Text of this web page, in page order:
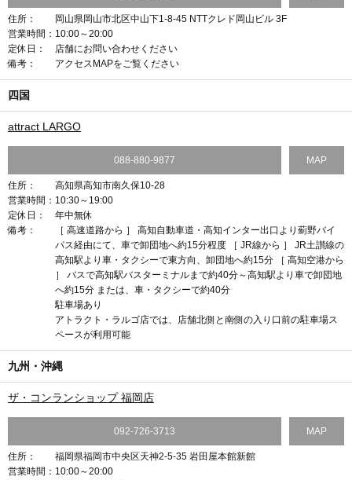
住所：
岡山県岡山市北区中山下1-8-45 NTTクレド岡山ビル 3F
営業時間： 10:00～20:00
定休日：
店舗にお問い合わせください
備考：
アクセスMAPをご覧ください
四国
attract LARGO
088-880-9877 MAP
住所：
高知県高知市南久保10-28
営業時間： 10:30～19:00
定休日：
年中無休
備考：
［ 高速道路から ］ 高知自動車道・高知インター出口より薊野バイ
パス経由にて、車で卸団地へ約15分程度 ［ JR線から ］ JR土讃線の
高知駅より車・タクシーで東方向、卸団地へ約15分 ［ 高知空港から
］ バスで高知駅バスターミナルまで約40分～高知駅より車で卸団地
へ約15分 または、車・タクシーで約40分
駐車場あり
アトラクト・ラルゴ店では、店舗北側と南側の入り口前の駐車場ス
ペースが利用可能
九州・沖縄
ザ・コンランショップ 福岡店
092-726-3713 MAP
住所：
福岡県福岡市中央区天神2-5-35 岩田屋本館新館
営業時間： 10:00～20:00